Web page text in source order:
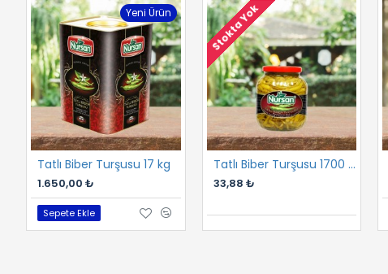
Yeni Ürün
Tatlı Biber Turşusu 17 kg
1.650,00 ₺
Sepete Ekle
Stokta Yok
Tatlı Biber Turşusu 1700 cc
33,88 ₺